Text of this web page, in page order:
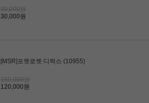
30,000원
30,000원
[MSR]포켓로켓 디럭스 (10955)
150,000원
120,000원